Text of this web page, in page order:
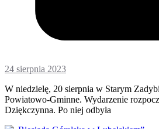
24 sierpnia 2023
W niedzielę, 20 sierpnia w Starym
Powiatowo-Gminne. Wydarzenie
Dziękczynna. Po niej odbyła